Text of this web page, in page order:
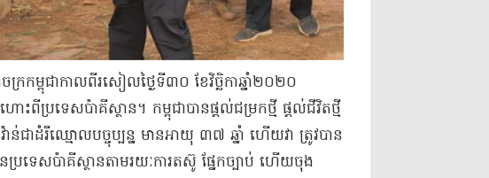
ក្រ​កម្ពុជា​កាល​ពី​រសៀល​ថ្ងៃទី​៣០ ខែវិច្ឆិកា​ឆ្នាំ​២០២០
ះ​ពី​ប្រទេស​ប៉ា​គី​ស្ថាន​។ កម្ពុជា​បានផ្តល់​ជម្រក​ថ្មី ផ្តល់​ជីវិត​ថ្មី
ជា​ដំរី​ឈ្មោល​បច្ចុប្បន្ន មាន​អាយុ ៣៧ ឆ្នាំ ហើយ​វា ត្រូវបាន​
រទេស​ប៉ា​គី​ស្ថាន​តាមរយៈ​ការតស៊ូ ផ្នែក​ច្បាប់ ហើយ​ចុង